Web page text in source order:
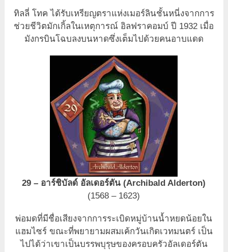
ทิลลี่ โทค ได้รับเหรียญตราแห่งเมอร์ลินชั้นหนี่งจากการ
ช่วยชีวิตมักเกิ้ลในเหตุการณ์ อิลฟราคอมบ์ ปี 1932 เมื่อ
มังกรบินโฉบลงบนหาดซึ่งเต็มไปด้วยคนอาบแดด
29 – อาร์ชิบัลด์ อัลเดอร์ตัน (Archibald Alderton)
(1568 – 1623)
พ่อมดที่มีชื่อเสียงจากการระเบิดหมู่บ้านน้ำหยดน้อยใน
แฮมไซร์ ขณะที่พยายามผสมเค้กวันเกิดเวทมนตร์ เป็น
ไปได้ว่าเขาเป็นบรรพบุรุษของครอบครัวอัลเดอร์ตัน